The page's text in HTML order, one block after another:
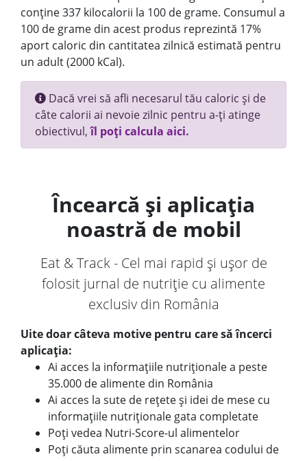
conține 337 kilocalorii la 100 de grame. Consumul a
100 de grame din acest produs reprezintă 17%
aport caloric din cantitatea zilnică estimată pentru
un adult (2000 kCal).
Dacă vrei să afli necesarul tău caloric și de
câte calorii ai nevoie zilnic pentru a-ți atinge
obiectivul,îl poți calcula aici.
Încearcă și aplicația
noastră de mobil
Eat & Track - Cel mai rapid și ușor de
folosit jurnal de nutriție cu alimente
exclusiv din România
Uite doar câteva motive pentru care să încerci
aplicația:
Ai acces la informațiile nutriționale a peste
35.000 de alimente din România
Ai acces la sute de rețete și idei de mese cu
informațiile nutriționale gata completate
Poți vedea Nutri-Score-ul alimentelor
Poți căuta alimente prin scanarea codului de